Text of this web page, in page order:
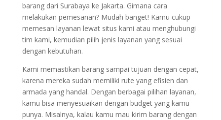
barang dari Surabaya ke Jakarta. Gimana cara
melakukan pemesanan? Mudah banget! Kamu cukup
memesan layanan lewat situs kami atau menghubungi
tim kami, kemudian pilih jenis layanan yang sesuai
dengan kebutuhan.
Kami memastikan barang sampai tujuan dengan cepat,
karena mereka sudah memiliki rute yang efisien dan
armada yang handal. Dengan berbagai pilihan layanan,
kamu bisa menyesuaikan dengan budget yang kamu
punya. Misalnya, kalau kamu mau kirim barang dengan